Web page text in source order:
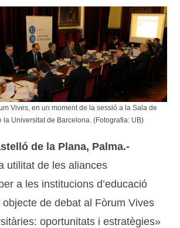
Vives, en un moment de la sessió a la Sala de
la Universitat de Barcelona. (Fotografia: UB)
de la Plana, Palma.-
utilitat de les aliances
a les institucions d’educació
de debat al Fòrum Vives
oportunitats i estratègies»